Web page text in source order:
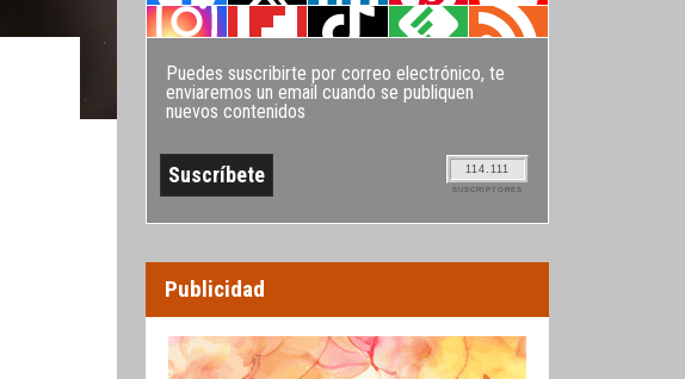
Puedes suscribirte por correo electrónico, te
enviaremos un email cuando se publiquen
nuevos contenidos
114.111
SUSCRIPTORES
Publicidad